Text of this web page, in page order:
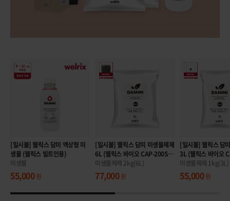
[일시불] 웰릭스 담미 액상형 미
생물 (웰릭스 빌트인용)
미생물
55,000원
[일시불] 웰릭스 담미 미생물제제
6L (웰릭스 바이오 CAP-200S
용)
미생물제제 2kg(6L)
77,000원
[일시불] 웰릭스 담
3L (웰릭스 바이오
용)
미생물제제 1kg(3L)
55,000원